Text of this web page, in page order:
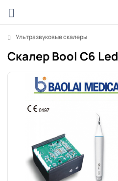
Ультразвуковые скалеры
Скалер Bool C6 Led